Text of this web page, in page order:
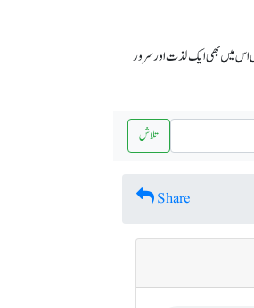
اس میں بھی ایک لذت اور سرور
تلاش
Share